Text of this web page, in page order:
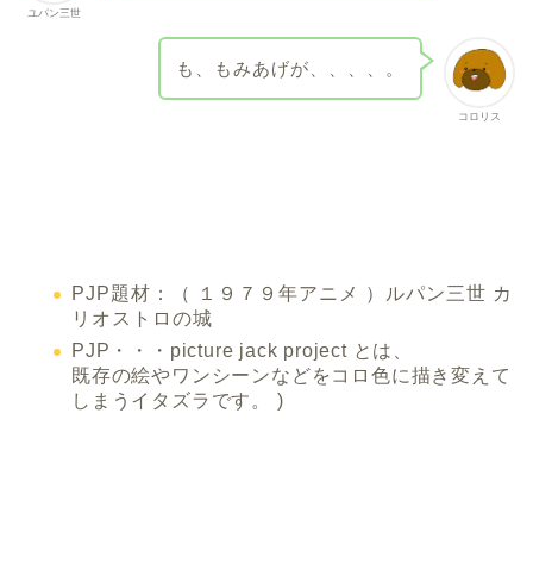
ユパン三世
コロリス­
も、もみあげが、、、、。
PJP題材：（ １９７９年アニメ ）ルパン三世 カ
リオストロの城
PJP・・・picture jack project とは、
既存の絵やワンシーンなどをコロ色に描き変えて
しまうイタズラです。 )